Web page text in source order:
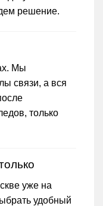
решение.
Мы
связи, а вся
только
уже на
удобный